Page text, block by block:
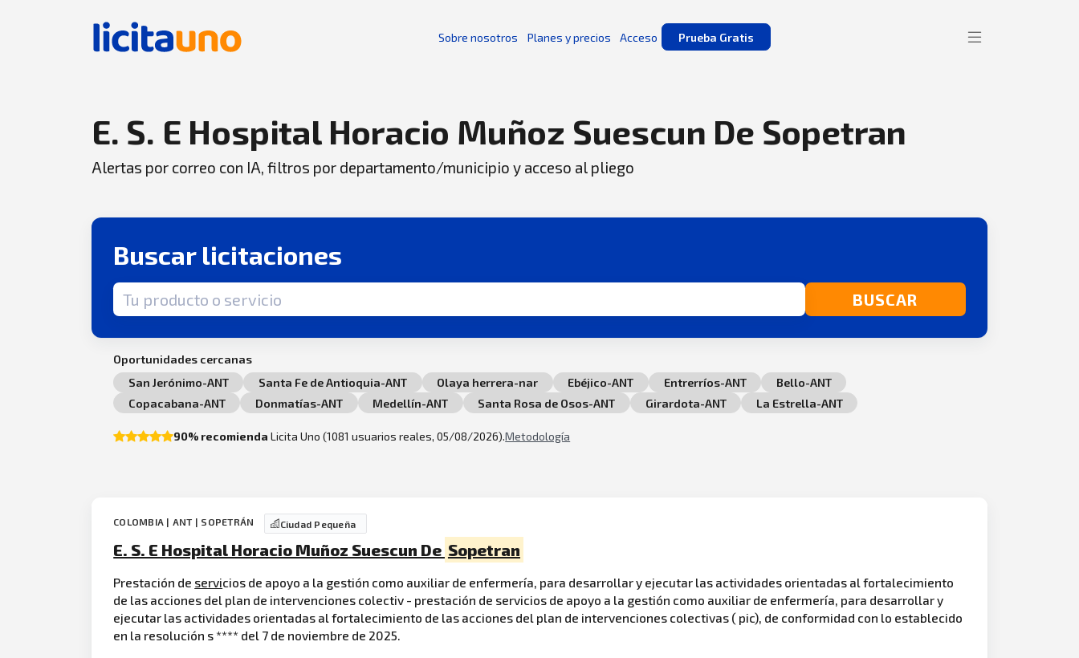
Sobre nosotros Planes y precios Acceso Prueba Gratis
E. S. E Hospital Horacio Muñoz Suescun De Sopetran
Alertas por correo con IA, filtros por departamento/municipio y acceso al pliego
Buscar licitaciones
Término de búsqueda BUSCAR
Oportunidades cercanas
San Jerónimo-ANT
Santa Fe de Antioquia-ANT Olaya herrera-nar Ebéjico-ANT Entrerríos-ANT
Bello-ANT
Copacabana-ANT
Donmatías-ANT Medellín-ANT Santa Rosa de Osos-ANT Girardota-ANT La Estrella-ANT
90% recomienda Licita Uno (1081 usuarios reales, 05/08/2026).Metodología
COLOMBIA | ANT | SOPETRÁN Ciudad Pequeña
E. S. E Hospital Horacio Muñoz Suescun De Sopetran
Prestación de servicios de apoyo a la gestión como auxiliar de enfermería, para desarrollar y ejecutar las actividades orientadas al fortalecimiento
de las acciones del plan de intervenciones colectiv - prestación de servicios de apoyo a la gestión como auxiliar de enfermería, para desarrollar y
ejecutar las actividades orientadas al fortalecimiento de las acciones del plan de intervenciones colectivas ( pic), de conformidad con lo establecido
en la resolución s **** del 7 de noviembre de 2025.